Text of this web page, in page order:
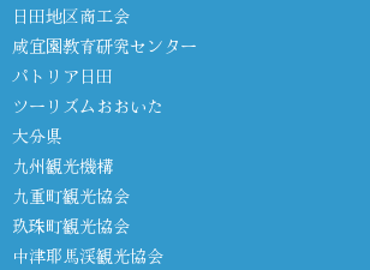
日田地区商工会
咸宜園教育研究センター
パトリア日田
ツーリズムおおいた
大分県
九州観光機構
九重町観光協会
玖珠町観光協会
中津耶馬渓観光協会